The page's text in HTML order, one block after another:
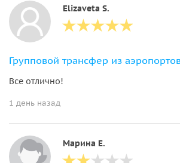
Elizaveta S.
Все отлично!
1 день назад
Марина Е.